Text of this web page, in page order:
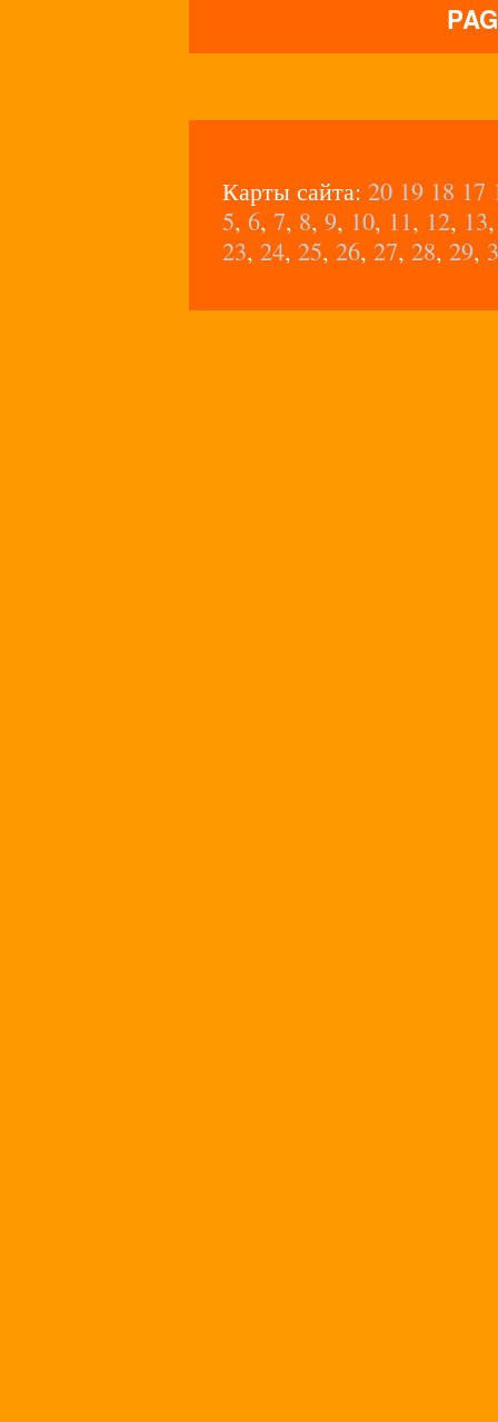
Карты сайта: 20 19 18 17
5, 6, 7, 8, 9, 10, 11, 12, 13
23, 24, 25, 26, 27, 28, 29,